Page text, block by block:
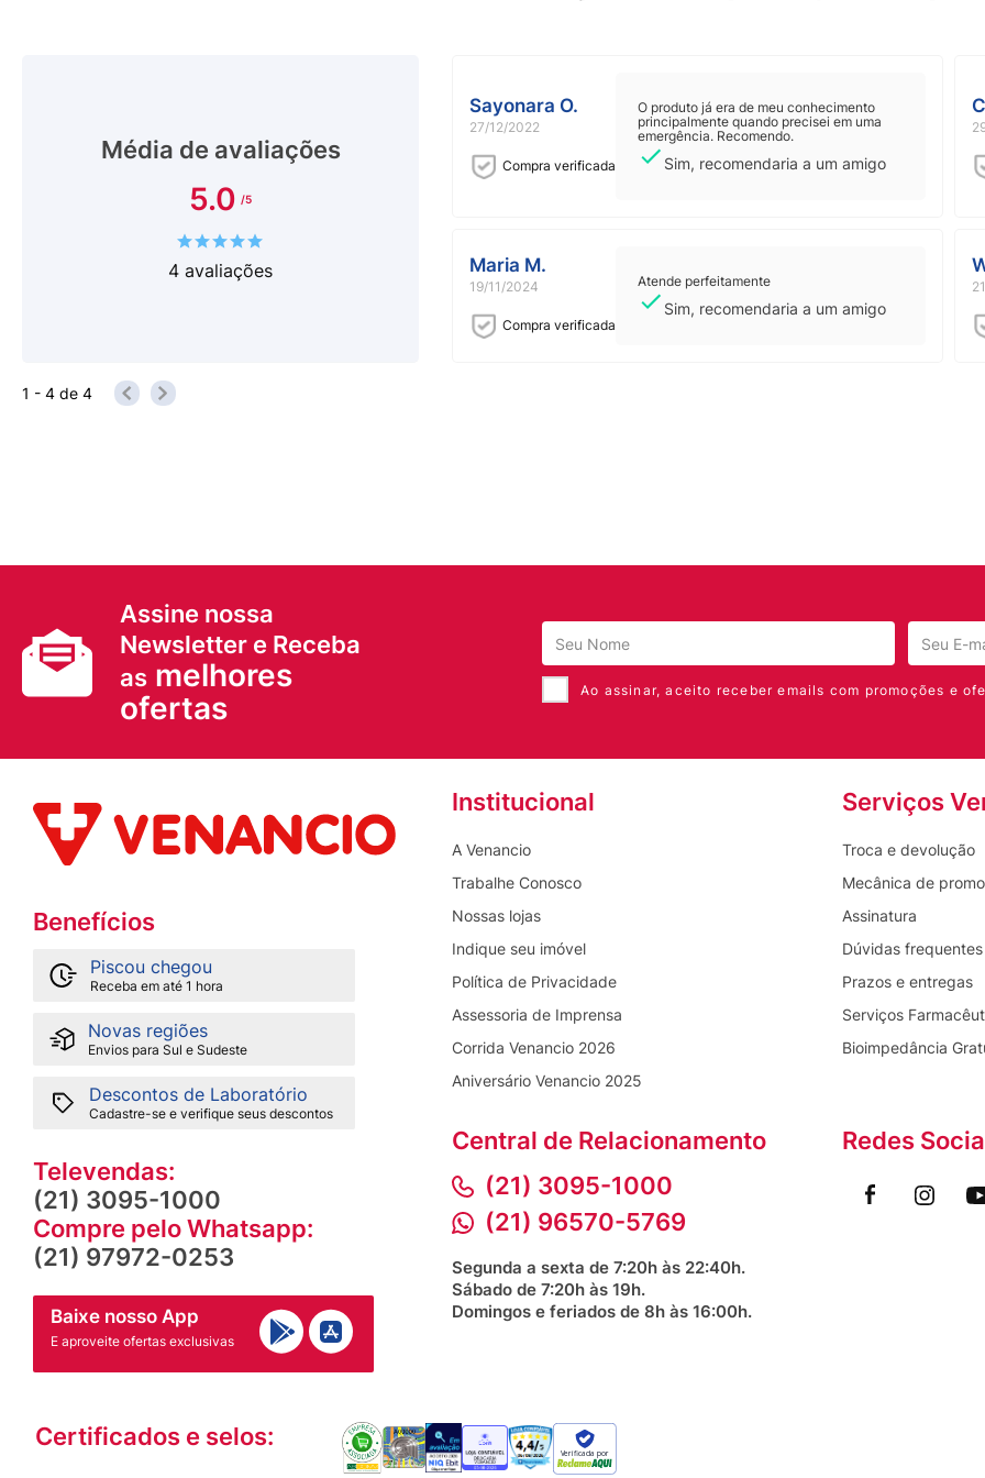
Média de avaliações
5.0
4 avaliações
Sayonara O.
27/12/2022
Compra verificada
O produto já era de meu conhecimento
principalmente quando precisei em uma
emergência. Recomendo.
Sim, recomendaria a um amigo
Maria M.
19/11/2024
Compra verificada
Atende perfeitamente
Sim, recomendaria a um amigo
1 - 4 de 4
Assine nossa
Newsletter e Receba
as melhores
ofertas
Ao assinar, aceito receber emails com promoções e
Benefícios
Piscou chegou
Receba em até 1 hora
Novas regiões
Envios para Sul e Sudeste
Descontos de Laboratório
Cadastre-se e verifique seus descontos
Televendas:
(21) 3095-1000
Compre pelo Whatsapp:
(21) 97972-0253
Baixe nosso App
E aproveite ofertas exclusivas
Institucional
A Venancio
Trabalhe Conosco
Nossas lojas
Indique seu imóvel
Política de Privacidade
Assessoria de Imprensa
Corrida Venancio 2026
Aniversário Venancio 2025
Serviços
Troca e devolução
Mecânica de
Assinatura
Dúvidas frequentes
Prazos e entregas
Serviços
Bioimpedância
Central de Relacionamento
(21) 3095-1000
(21) 96570-5769
Segunda a sexta de 7:20h às 22:40h.
Sábado de 7:20h às 19h.
Domingos e feriados de 8h às 16:00h.
Redes
Certificados e selos:
Verificada por